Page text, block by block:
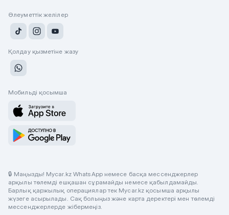
Әлеуметтік желілер
Қолдау қызметіне жазу
Мобильді қосымша
🔒 Маңызды! Mycar.kz WhatsApp немесе басқа мессенджерлер
арқылы төлемді ешқашан сұрамайды немесе қабылдамайды.
Барлық қаржылық операциялар тек Mycar.kz қосымша арқылы
жүзеге асырылады. Сақ болыңыз және карта деректері мен төлемді
мессенджерлерде жібермеңіз.